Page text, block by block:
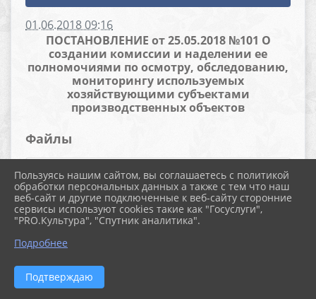
01.06.2018 09:16
ПОСТАНОВЛЕНИЕ от 25.05.2018 №101 О
создании комиссии и наделении ее
полномочиями по осмотру, обследованию,
мониторингу используемых
хозяйствующими субъектами
производственных объектов
Файлы
пост 101 комиссия по осмотру,
обследованию объектов (27.2 KiB)
Пользуясь нашим сайтом, вы соглашаетесь с политикой
обработки персональных данных а также с тем что наш
веб-сайт и другие подключенные к веб-сайту сторонние
сервисы используют cookies такие как "Госуслуги",
"PRO.Культура", "Спутник аналитика".
Подробнее
Подтверждаю